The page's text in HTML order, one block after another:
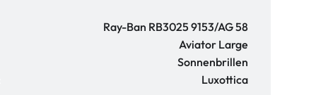
Ray-Ban RB3025 9153/AG 58
Aviator Large
Sonnenbrillen
Luxottica